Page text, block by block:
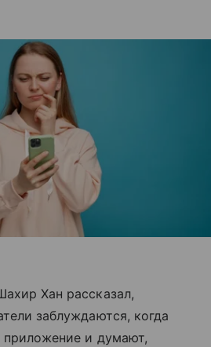
Хан рассказал,
заблуждаются, когда
приложение и думают,